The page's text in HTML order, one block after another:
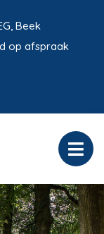
Beek
op afspraak